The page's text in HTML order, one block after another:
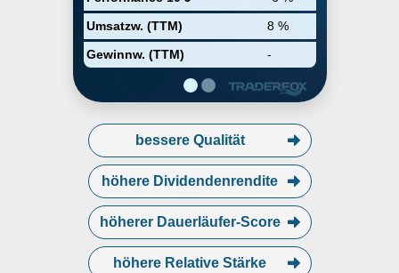
Umsatzw. (TTM)
8 %
Gewinnw. (TTM)
-
pharmaceuticals, medical, and
surgical products and services to
governmental agencies. The
company was founded by Chirag
K. Patel and Chintu Patel in 2002
and is headquartered in
Bridgewater, NJ.
bessere Qualität
höhere Dividendenrendite
höherer Dauerläufer-Score
höhere Relative Stärke